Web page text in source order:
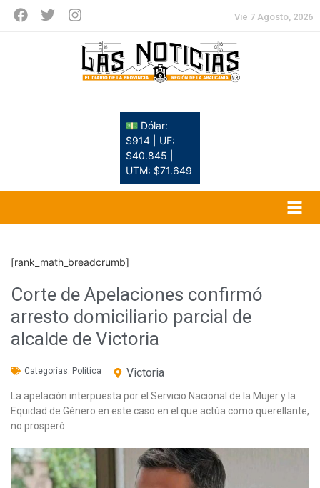
Vie 7 Agosto, 2026
💵 Dólar:
$914 | UF:
$40.845 |
UTM: $71.649
[rank_math_breadcrumb]
Corte de Apelaciones confirmó
arresto domiciliario parcial de
alcalde de Victoria
Categorías: Política Victoria
La apelación interpuesta por el Servicio Nacional de la Mujer y la
Equidad de Género en este caso en el que actúa como querellante,
no prosperó